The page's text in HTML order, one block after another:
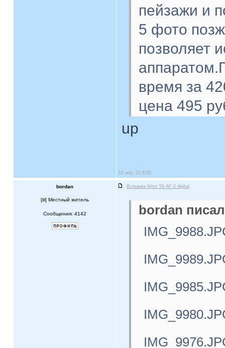
пейзажи и
5 фото
позволяет
время за
цена 495
up
13 апр, 22 8:02
bordan Вспышка Metz 58 AF-2 digital
[ ] Местный житель
Сообщения: 4142
bordan